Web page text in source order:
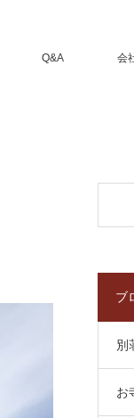
Q&A 会
ブ
別
お